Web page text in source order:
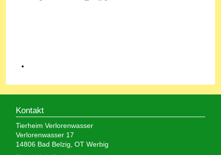
Kontakt
Tierheim Verlorenwasser
Verlorenwasser 17
14806 Bad Belzig, OT Werbig